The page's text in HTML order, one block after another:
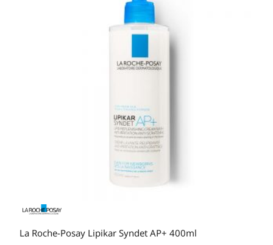
La Roche-Posay Lipikar Syndet AP+ 400ml